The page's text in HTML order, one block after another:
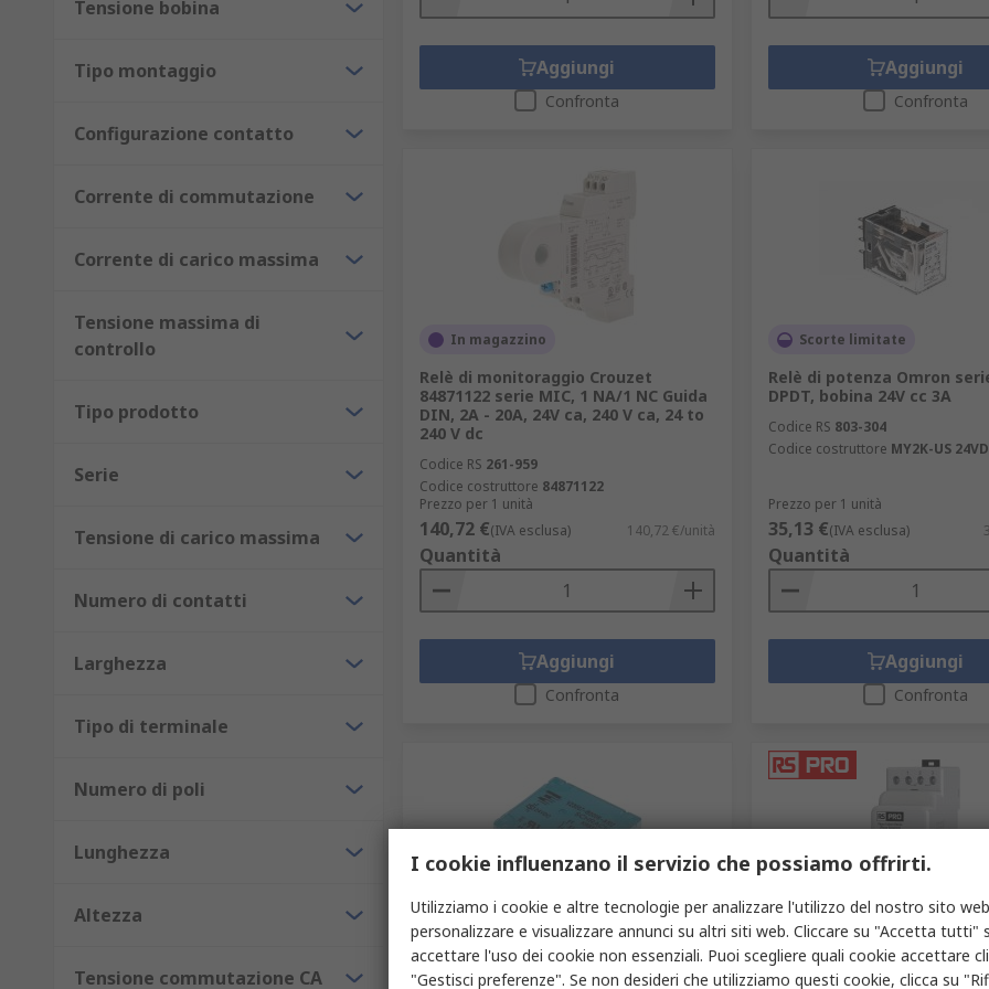
Tensione bobina
Tipo montaggio
Configurazione contatto
Corrente di commutazione
Corrente di carico massima
Tensione massima di
controllo
Tipo prodotto
Serie
Tensione di carico massima
Numero di contatti
Larghezza
Tipo di terminale
Numero di poli
Lunghezza
Altezza
Tensione commutazione CA
Aggiungi
Confronta
Aggiungi
Confronta
In magazzino
Relè di monitoraggio Crouzet
84871122 serie MIC, 1 NA/1 NC Guida
DIN, 2A - 20A, 24V ca, 240 V ca, 24 to
240 V dc
Codice RS 261-959
Codice costruttore 84871122
Prezzo per 1 unità
140,72 €(IVA esclusa) 140,72 €/unità
Quantità
Aggiungi
Confronta
Scorte limitate
Relè di potenza Omron
DPDT, bobina 24V cc 3A
Codice RS 803-304
Codice costruttore MY2K-US
Prezzo per 1 unità
35,13 €(IVA esclusa)
Quantità
Aggiungi
Confronta
In magazzino
Relè di potenza TE Connectivity
In magazzino
Relè di monitoraggio fase/
I cookie influenzano il servizio che possiamo offrirti.
Utilizziamo i cookie e altre tecnologie per analizzare l'utilizzo del nostro sito
personalizzare e visualizzare annunci su altri siti web. Cliccare su "Accetta tutti"
accettare l'uso dei cookie non essenziali. Puoi scegliere quali cookie accettare
"Gestisci preferenze". Se non desideri che utilizziamo questi cookie, clicca su